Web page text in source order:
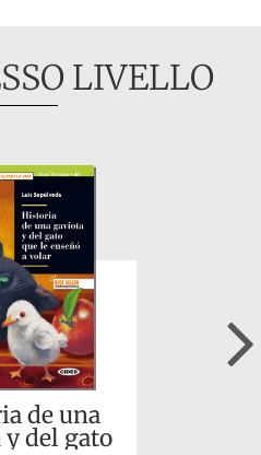
LIVELLO
de una
del gato